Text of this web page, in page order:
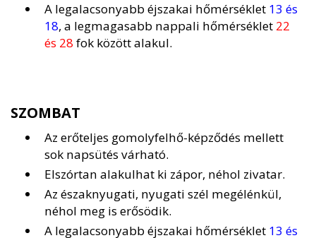
A legalacsonyabb éjszakai hőmérséklet 13 és
18, a legmagasabb nappali hőmérséklet 22
és 28 fok között alakul.
SZOMBAT
Az erőteljes gomolyfelhő-képződés mellett
sok napsütés várható.
Elszórtan alakulhat ki zápor, néhol zivatar.
Az északnyugati, nyugati szél megélénkül,
néhol meg is erősödik.
A legalacsonyabb éjszakai hőmérséklet 13 és